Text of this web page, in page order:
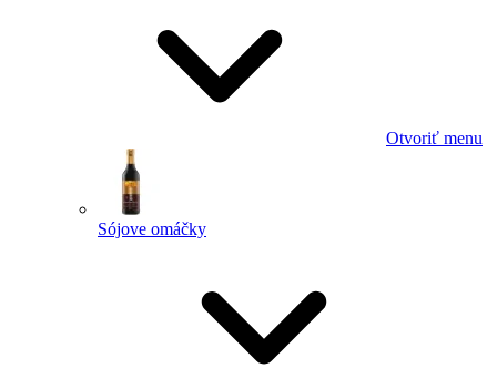
Otvoriť menu
Sójove omáčky